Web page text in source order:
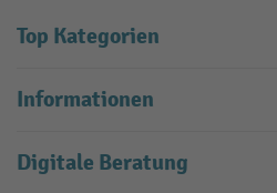
Top Kategorien
Informationen
Digitale Beratung